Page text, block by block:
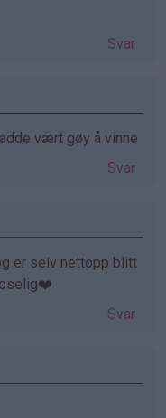
Svar
vært gøy å vinne
Svar
er selv nettopp blitt
Svar